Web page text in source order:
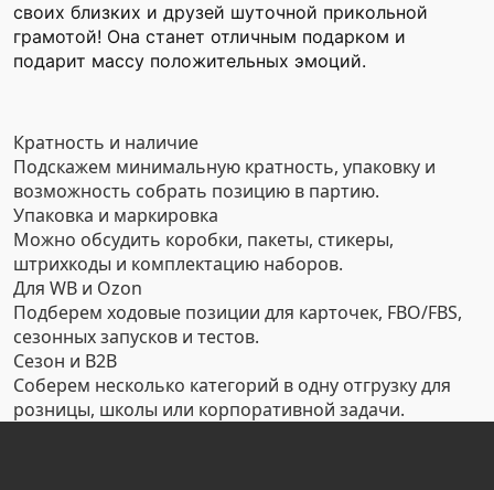
своих близких и друзей шуточной прикольной
грамотой! Она станет отличным подарком и
подарит массу положительных эмоций.
Кратность и наличие
Подскажем минимальную кратность, упаковку и
возможность собрать позицию в партию.
Упаковка и маркировка
Можно обсудить коробки, пакеты, стикеры,
штрихкоды и комплектацию наборов.
Для WB и Ozon
Подберем ходовые позиции для карточек, FBO/FBS,
сезонных запусков и тестов.
Сезон и B2B
Соберем несколько категорий в одну отгрузку для
розницы, школы или корпоративной задачи.